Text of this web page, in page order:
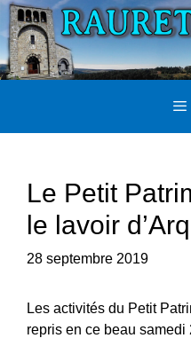
Aller
au
contenu
Le Petit
le lavoir
28 septembre 2019
Les activités du Petit
repris en ce beau samedi